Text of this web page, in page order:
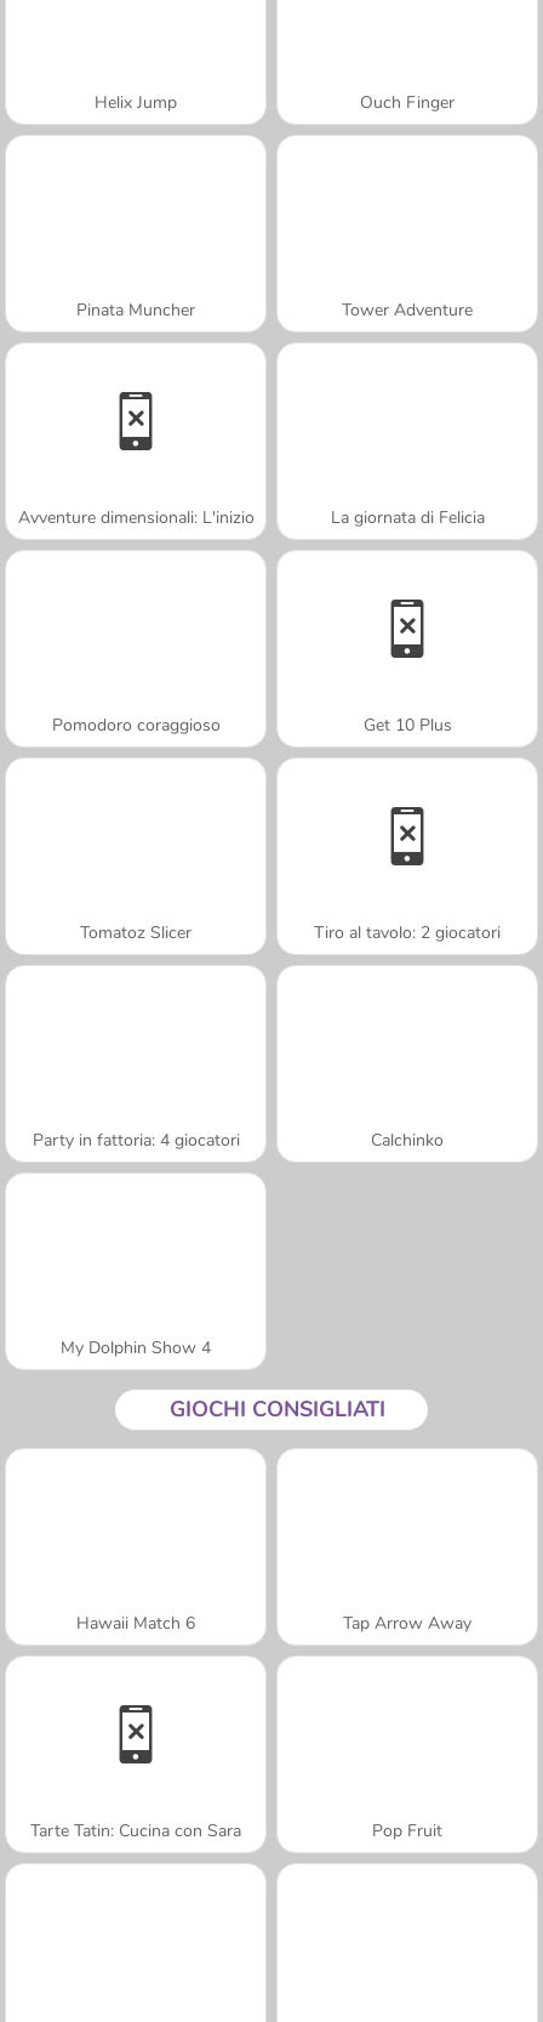
Helix Jump Ouch Finger
Pinata Muncher Tower Adventure
Avventure dimensionali: L'inizio La giornata di Felicia
Pomodoro coraggioso Get 10 Plus
Tomatoz Slicer Tiro al tavolo: 2 giocatori
Party in fattoria: 4 giocatori Calchinko
My Dolphin Show 4
GIOCHI CONSIGLIATI
Hawaii Match 6 Tap Arrow Away
Tarte Tatin: Cucina con Sara Pop Fruit